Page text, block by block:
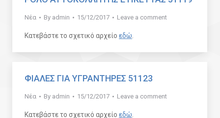
Νέα By admin 15/12/2017 Leave a comment
Κατεβάστε το σχετικό αρχείο εδώ
ΦΙΑΛΕΣ ΓΙΑ ΥΓΡΑΝΤΗΡΕΣ 51123
Νέα By admin 15/12/2017 Leave a comment
Κατεβάστε το σχετικό αρχείο εδώ